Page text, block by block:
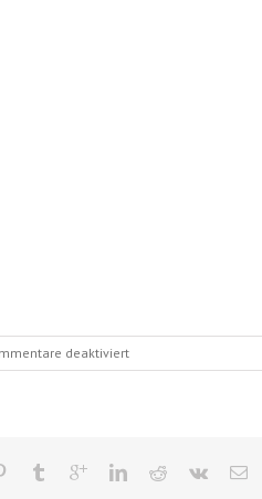
deaktiviertfür
Wunderbare